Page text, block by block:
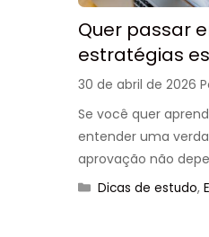
Quer passar
estratégias
30 de abril de 2026
Se você quer
entender uma
aprovação não
Categorias
Dicas de estudo,